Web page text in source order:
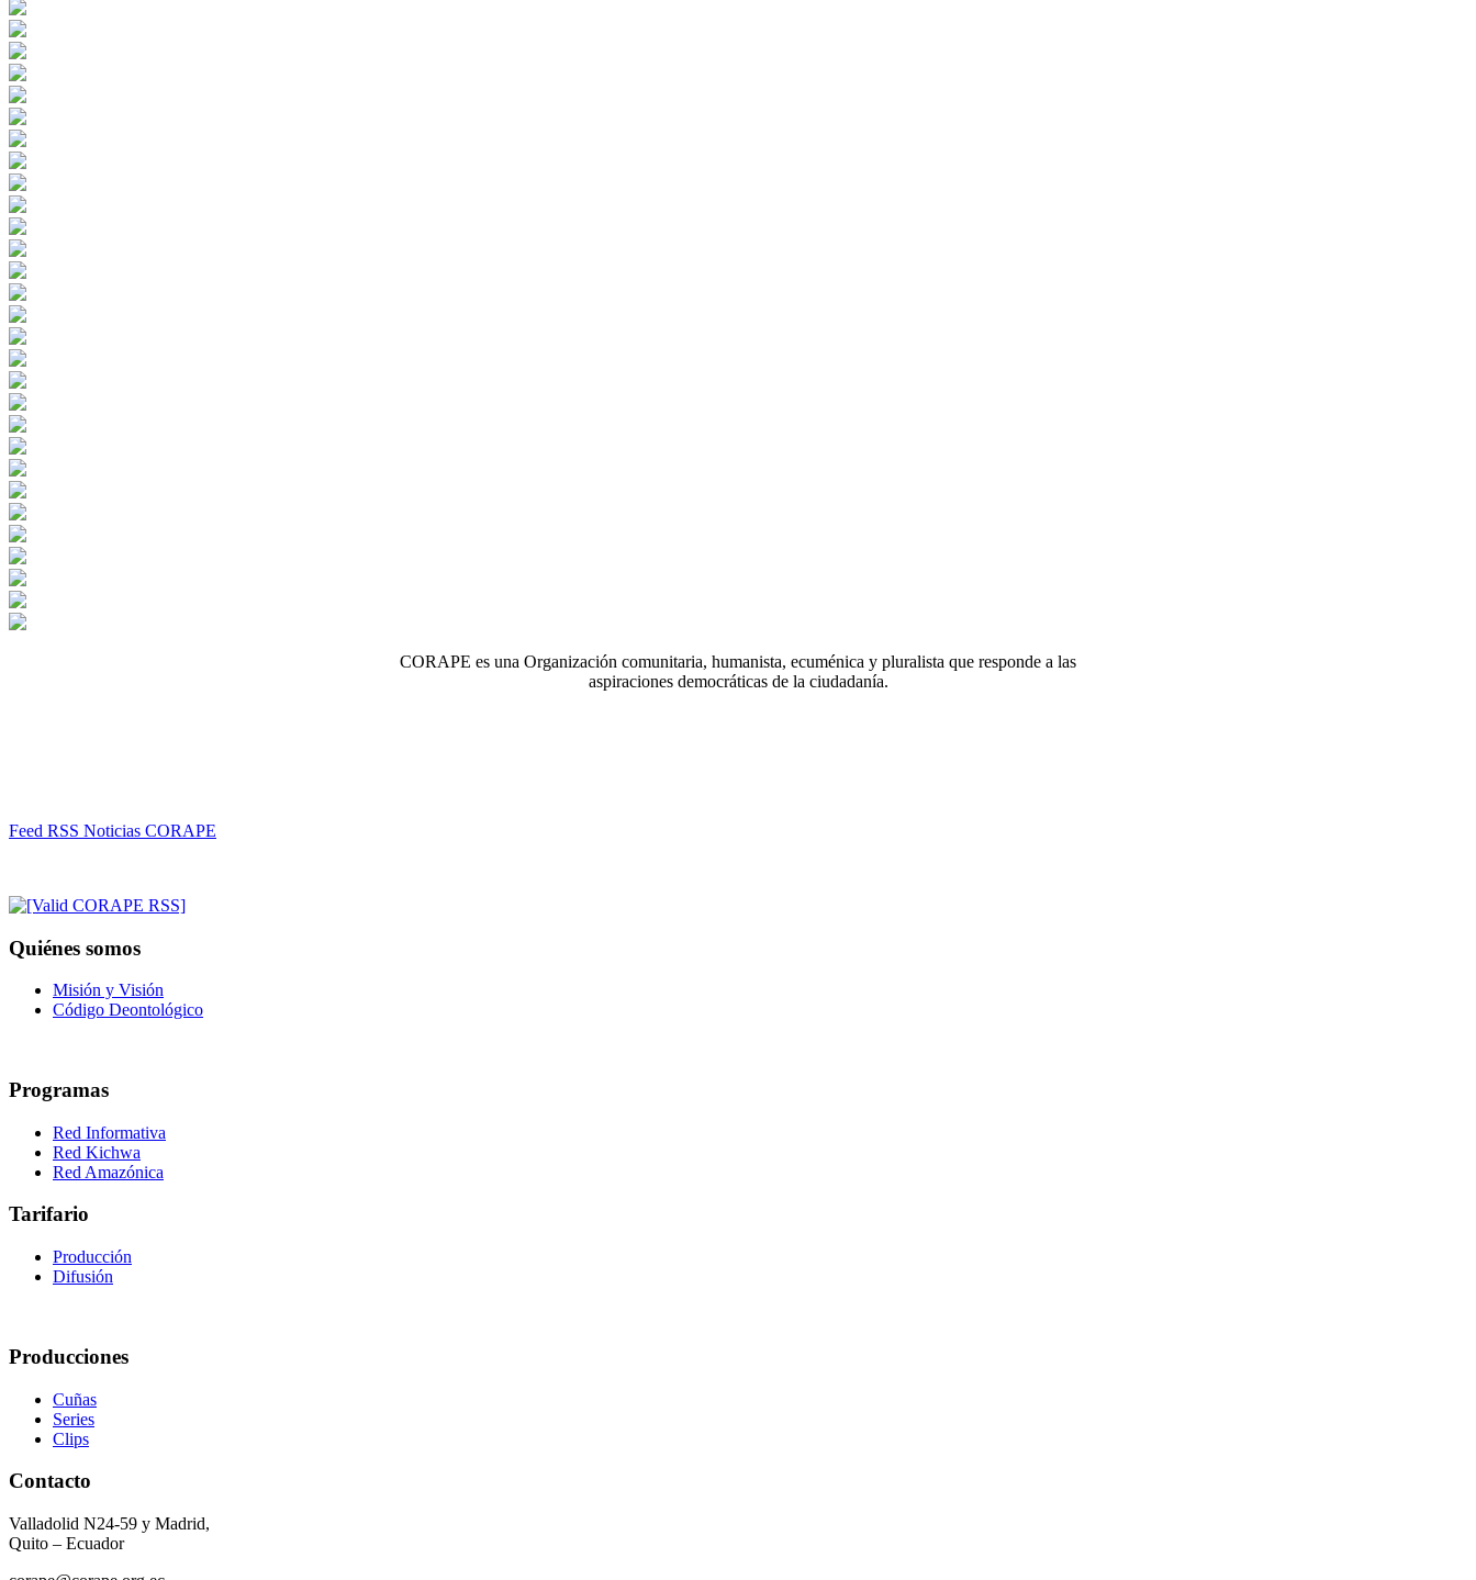
CORAPE es una Organización comunitaria, humanista, ecuménica y pluralista que responde a las
aspiraciones democráticas de la ciudadanía.
Feed RSS Noticias CORAPE
Quiénes somos
Misión y Visión
Código Deontológico
Programas
Red Informativa
Red Kichwa
Red Amazónica
Tarifario
Producción
Difusión
Producciones
Cuñas
Series
Clips
Contacto
Valladolid N24-59 y Madrid,
Quito – Ecuador